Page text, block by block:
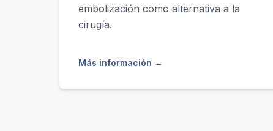
embolización como alternativa a la
cirugía.
Más información →